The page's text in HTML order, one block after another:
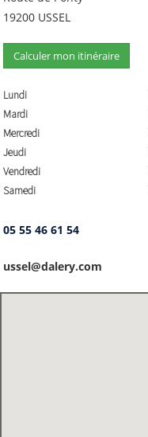
19200 USSEL
Calculer mon itinéraire
Lundi
Mardi
Mercredi
Jeudi
Vendredi
Samedi
05 55 46 61 54
ussel@dalery.com